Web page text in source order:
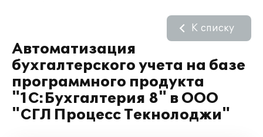
Автоматизация
бухгалтерского учета на базе
программного продукта
"1С:Бухгалтерия 8" в ООО
"СГЛ Процесс Текнолоджи"
К списку